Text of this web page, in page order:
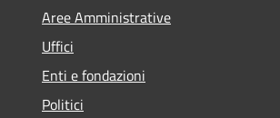
Aree Amministrative
Uffici
Enti e fondazioni
Politici